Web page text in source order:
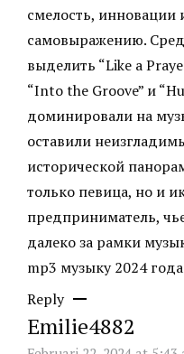
смелость, инновации
самовыражению.
выделить “Like a
“Into the Groove” и
доминировали на
оставили
исторической
только певица, но и
предприниматель,
далеко за рамки
mp3 музыку2024
Reply
Emilie4882